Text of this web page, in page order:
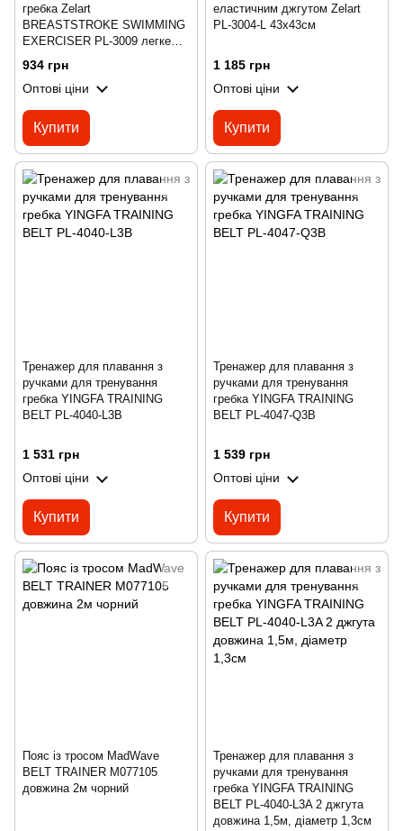
гребка Zelart
BREASTSTROKE SWIMMING
EXERCISER PL-3009 легке
934 грн
Оптові ціни
Купити
еластичним джгутом Zelart
PL-3004-L 43x43см
1 185 грн
Оптові ціни
Купити
Тренажер для плавання з
ручками для тренування
гребка YINGFA TRAINING
BELT PL-4040-L3B
1 531 грн
Оптові ціни
Купити
Тренажер для плавання з
ручками для тренування
гребка YINGFA TRAINING
BELT PL-4047-Q3B
1 539 грн
Оптові ціни
Купити
Пояс із тросом MadWave
BELT TRAINER M077105
довжина 2м чорний
Тренажер для плавання з
ручками для тренування
гребка YINGFA TRAINING
BELT PL-4040-L3A 2 джгута
довжина 1,5м, діаметр 1,3см